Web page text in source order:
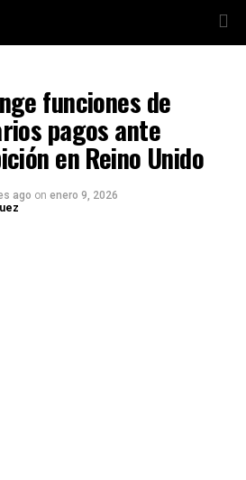
funciones de
pagos ante
en Reino Unido
ago on enero 9, 2026